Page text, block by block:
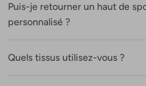
Puis-je retourner un haut de
personnalisé ?
Quels tissus utilisez-vous ?